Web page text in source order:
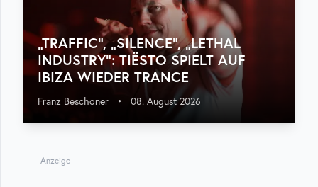
„TRAFFIC“, „SILENCE“, „LETHAL
INDUSTRY“: TIËSTO SPIELT AUF
IBIZA WIEDER TRANCE
Franz Beschoner • 08. August 2026
Anzeige